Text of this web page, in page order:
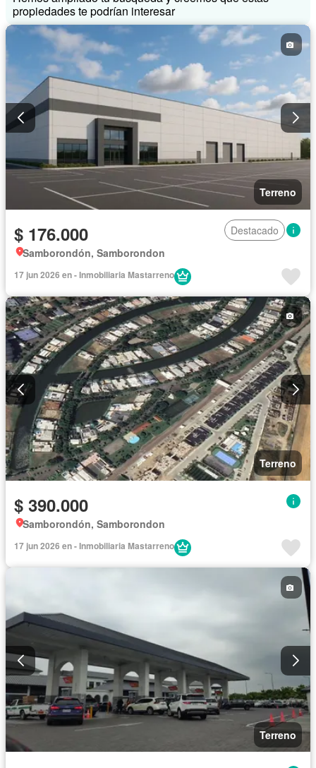
propiedades te podrían interesar
Terreno
$ 176.000
Destacado
Samborondón, Samborondon
17 jun 2026 en - Inmobiliaria Mastarreno
Terreno
$ 390.000
Samborondón, Samborondon
17 jun 2026 en - Inmobiliaria Mastarreno
Terreno